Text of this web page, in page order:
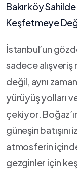
Bakırköy
Keşfetmeye
İstanbul’un
sadece
değil, aynı
yürüyüş ‍yolları​
çekiyor.
güneşin
atmosferin
gezginler için